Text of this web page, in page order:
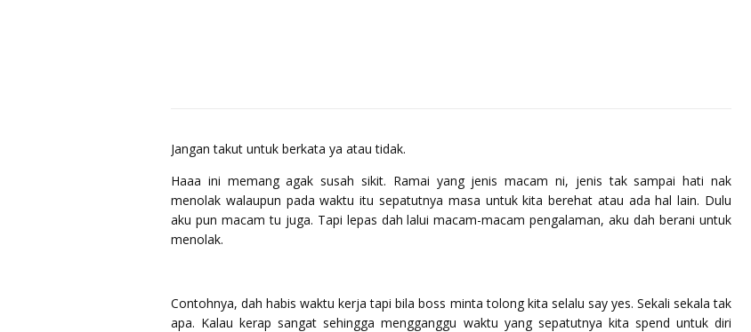
Jangan takut untuk berkata ya atau tidak.
Haaa ini memang agak susah sikit. Ramai yang jenis macam ni, jenis tak sampai hati nak
menolak walaupun pada waktu itu sepatutnya masa untuk kita berehat atau ada hal lain. Dulu
aku pun macam tu juga. Tapi lepas dah lalui macam-macam pengalaman, aku dah berani untuk
menolak.
Contohnya, dah habis waktu kerja tapi bila boss minta tolong kita selalu say yes. Sekali sekala tak
apa. Kalau kerap sangat sehingga mengganggu waktu yang sepatutnya kita spend untuk diri